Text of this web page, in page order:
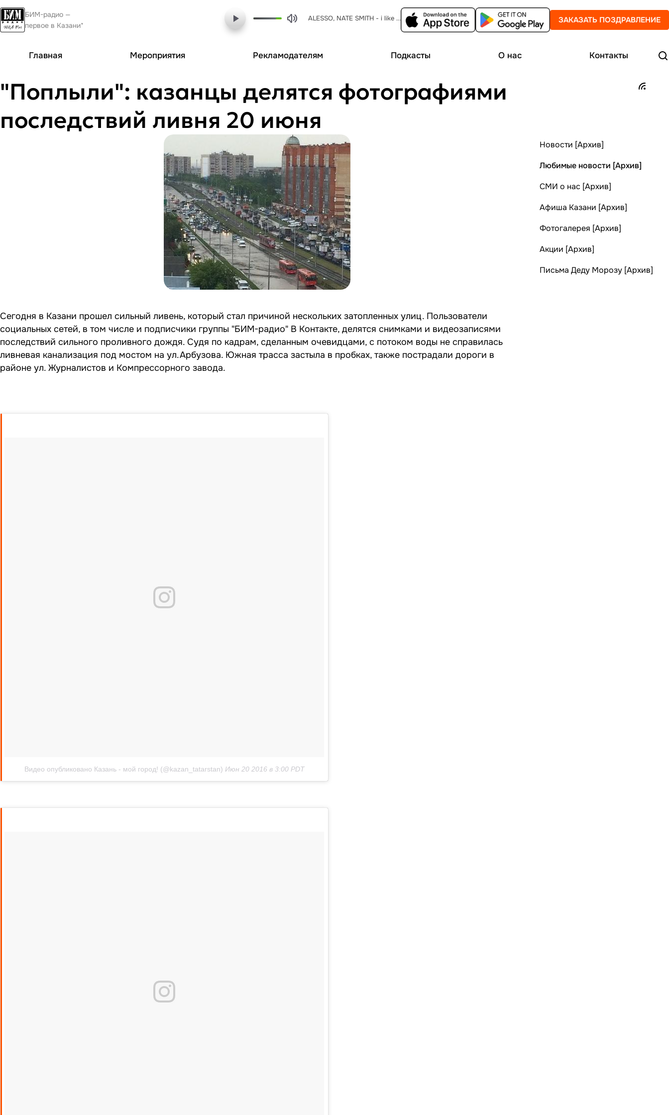
БИМ-радио —
первое в Казани*
ALESSO, NATE SMITH - i like it (deerock remix) ЗАКАЗАТЬ ПОЗДРАВЛЕНИЕ
Главная Мероприятия Рекламодателям Подкасты О нас Контакты
"Поплыли": казанцы делятся фотографиями
последствий ливня 20 июня
Сегодня в Казани прошел сильный ливень, который стал причиной нескольких затопленных улиц. Пользователи
социальных сетей, в том числе и подписчики группы "БИМ-радио" В Контакте, делятся снимками и видеозаписями
последствий сильного проливного дождя. Судя по кадрам, сделанным очевидцами, с потоком воды не справилась
ливневая канализация под мостом на ул.Арбузова. Южная трасса застыла в пробках, также пострадали дороги в
районе ул. Журналистов и Компрессорного завода.
Видео опубликовано Казань - мой город! (@kazan_tatarstan) Июн 20 2016 в 3:00 PDT
Новости [Архив]
Любимые новости [Архив]
СМИ о нас [Архив]
Афиша Казани [Архив]
Фотогалерея [Архив]
Акции [Архив]
Письма Деду Морозу [Архив]